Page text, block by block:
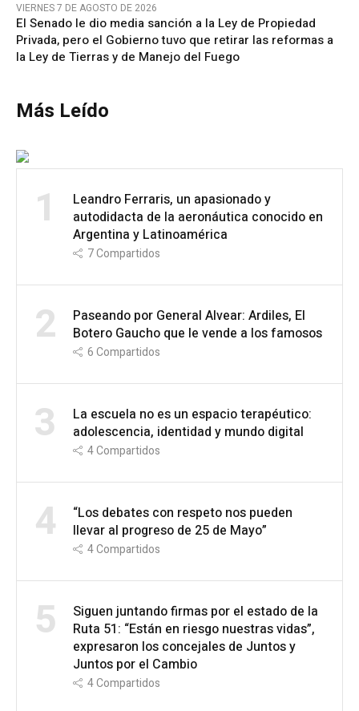
VIERNES 7 DE AGOSTO DE 2026
El Senado le dio media sanción a la Ley de Propiedad
Privada, pero el Gobierno tuvo que retirar las reformas a
la Ley de Tierras y de Manejo del Fuego
Más Leído
1
Leandro Ferraris, un apasionado y
autodidacta de la aeronáutica conocido en
Argentina y Latinoamérica
7Compartidos
2
Paseando por General Alvear: Ardiles, El
Botero Gaucho que le vende a los famosos
6Compartidos
3
La escuela no es un espacio terapéutico:
adolescencia, identidad y mundo digital
4Compartidos
4
“Los debates con respeto nos pueden
llevar al progreso de 25 de Mayo”
4Compartidos
5
Siguen juntando firmas por el estado de la
Ruta 51: “Están en riesgo nuestras vidas”,
expresaron los concejales de Juntos y
Juntos por el Cambio
4Compartidos